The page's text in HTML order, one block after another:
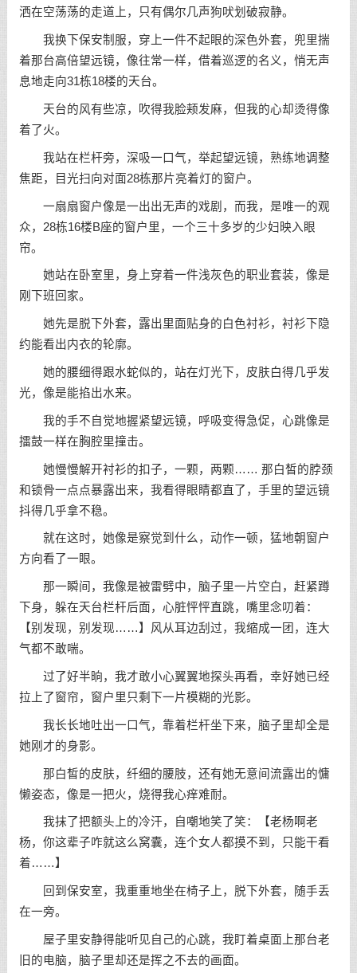
洒在空荡荡的走道上，只有偶尔几声狗吠划破寂静。
我换下保安制服，穿上一件不起眼的深色外套，兜里揣
着那台高倍望远镜，像往常一样，借着巡逻的名义，悄无声
息地走向31栋18楼的天台。
天台的风有些凉，吹得我脸颊发麻，但我的心却烫得像
着了火。
我站在栏杆旁，深吸一口气，举起望远镜，熟练地调整
焦距，目光扫向对面28栋那片亮着灯的窗户。
一扇扇窗户像是一出出无声的戏剧，而我，是唯一的观
众，28栋16楼B座的窗户里，一个三十多岁的少妇映入眼
帘。
她站在卧室里，身上穿着一件浅灰色的职业套装，像是
刚下班回家。
她先是脱下外套，露出里面贴身的白色衬衫，衬衫下隐
约能看出内衣的轮廓。
她的腰细得跟水蛇似的，站在灯光下，皮肤白得几乎发
光，像是能掐出水来。
我的手不自觉地握紧望远镜，呼吸变得急促，心跳像是
擂鼓一样在胸腔里撞击。
她慢慢解开衬衫的扣子，一颗，两颗…… 那白皙的脖颈
和锁骨一点点暴露出来，我看得眼睛都直了，手里的望远镜
抖得几乎拿不稳。
就在这时，她像是察觉到什么，动作一顿，猛地朝窗户
方向看了一眼。
那一瞬间，我像是被雷劈中，脑子里一片空白，赶紧蹲
下身，躲在天台栏杆后面，心脏怦怦直跳，嘴里念叨着：
【别发现，别发现……】风从耳边刮过，我缩成一团，连大
气都不敢喘。
过了好半晌，我才敢小心翼翼地探头再看，幸好她已经
拉上了窗帘，窗户里只剩下一片模糊的光影。
我长长地吐出一口气，靠着栏杆坐下来，脑子里却全是
她刚才的身影。
那白皙的皮肤，纤细的腰肢，还有她无意间流露出的慵
懒姿态，像是一把火，烧得我心痒难耐。
我抹了把额头上的冷汗，自嘲地笑了笑：【老杨啊老
杨，你这辈子咋就这么窝囊，连个女人都摸不到，只能干看
着……】
回到保安室，我重重地坐在椅子上，脱下外套，随手丢
在一旁。
屋子里安静得能听见自己的心跳，我盯着桌面上那台老
旧的电脑，脑子里却还是挥之不去的画面。